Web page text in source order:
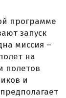
программе
запуск
миссия –
на
полетов
и